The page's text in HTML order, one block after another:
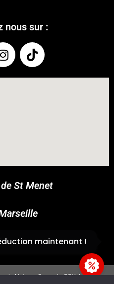
nous sur :
St Menet
44 45 46
Univers Cross
CGV
maintenant !